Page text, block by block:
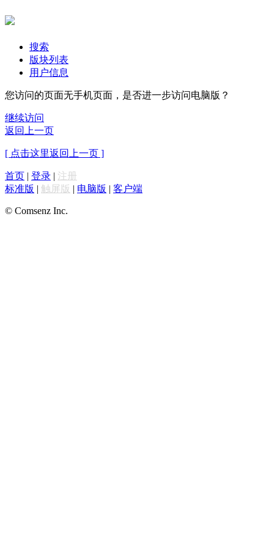
搜索
版块列表
用户信息
您访问的页面无手机页面，是否进一步访问电脑版？
继续访问
返回上一页
[ 点击这里返回上一页 ]
首页 | 登录 | 注册
标准版 | 触屏版 | 电脑版 | 客户端
© Comsenz Inc.